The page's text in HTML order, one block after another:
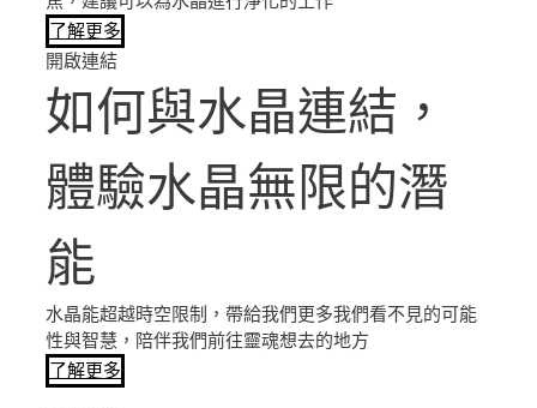
了解更多
開啟連結
如何與水晶連結，
體驗水晶無限的潛
能
水晶能超越時空限制，帶給我們更多我們看不見的可能
性與智慧，陪伴我們前往靈魂想去的地方
了解更多